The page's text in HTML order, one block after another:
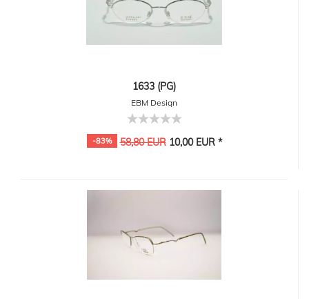
1633 (PG)
EBM Design
-83% 58,80 EUR10,00 EUR *